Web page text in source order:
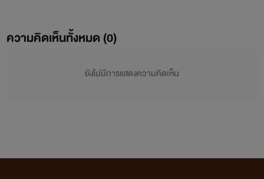
ความคิดเห็นทั้งหมด (0)
ยังไม่มีการแสดงความคิดเห็น